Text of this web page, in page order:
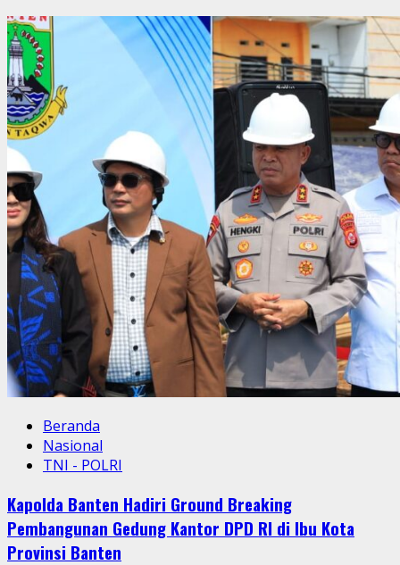
Beranda
Nasional
TNI - POLRI
Kapolda Banten Hadiri Ground Breaking
Pembangunan Gedung Kantor DPD RI di Ibu Kota
Provinsi Banten